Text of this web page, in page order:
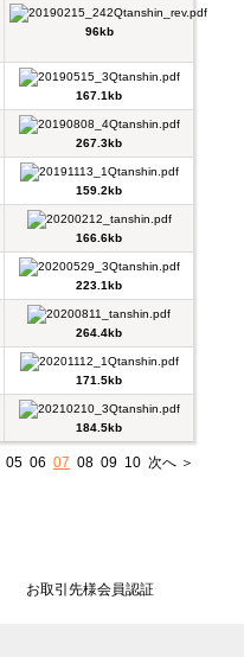
96kb
167.1kb
267.3kb
159.2kb
166.6kb
223.1kb
264.4kb
171.5kb
184.5kb
05 06 07 08 09 10 次へ ＞
お取引先様会員認証